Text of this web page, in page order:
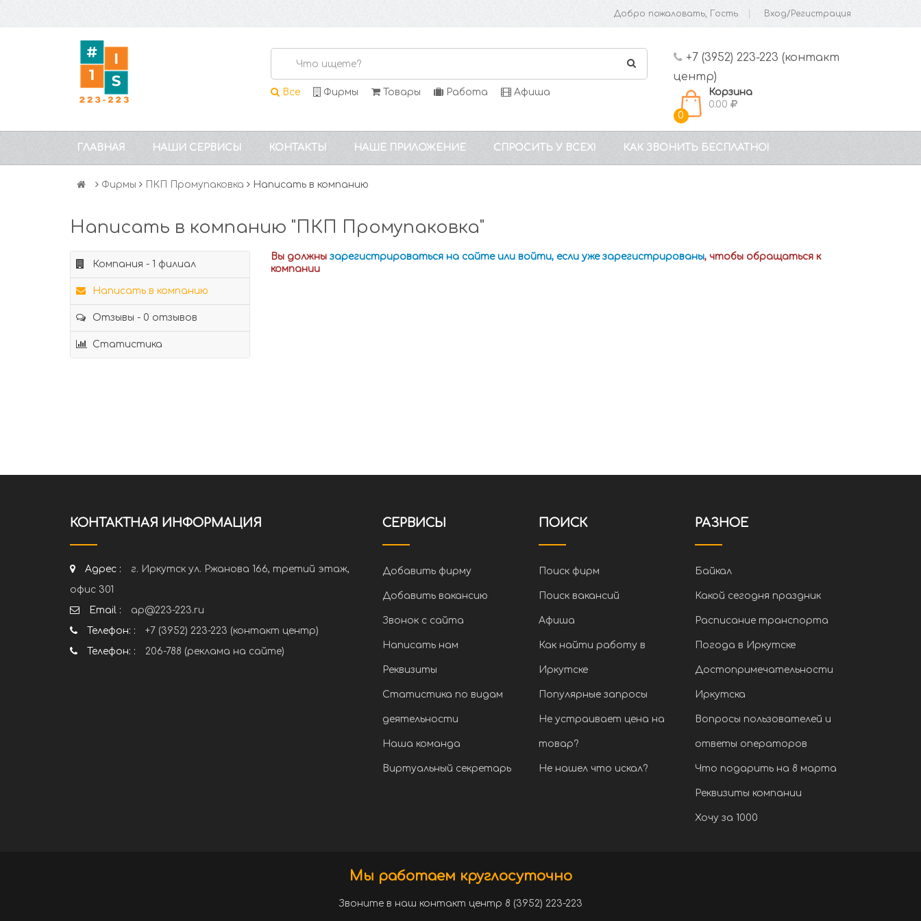
Добро пожаловать, Гость Вход/Регистрация
Все Фирмы Товары Работа Афиша
+7 (3952) 223-223 (контакт
центр)
0
Корзина
0.00
ГЛАВНАЯ НАШИ СЕРВИСЫ КОНТАКТЫ НАШЕ ПРИЛОЖЕНИЕ СПРОСИТЬ У ВСЕХ! КАК ЗВОНИТЬ БЕСПЛАТНО!
Фирмы ПКП Промупаковка Написать в компанию
Написать в компанию "ПКП Промупаковка"
Компания - 1 филиал
Написать в компанию
Отзывы - 0 отзывов
Статистика
Вы должны зарегистрироваться на сайте или войти, если уже зарегистрированы, чтобы обращаться к
компании
КОНТАКТНАЯ ИНФОРМАЦИЯ
Адрес :
г. Иркутск ул. Ржанова 166, третий этаж,
офис 301
Email :
ap@223-223.ru
Телефон: :
+7 (3952) 223-223 (контакт центр)
Телефон: :
206-788 (реклама на сайте)
СЕРВИСЫ
Добавить фирму
Добавить вакансию
Звонок с сайта
Написать нам
Реквизиты
Статистика по видам
деятельности
Наша команда
Виртуальный секретарь
ПОИСК
Поиск фирм
Поиск вакансий
Афиша
Как найти работу в
Иркутске
Популярные запросы
Не устраивает цена на
товар?
Не нашел что искал?
РАЗНОЕ
Байкал
Какой сегодня праздник
Расписание транспорта
Погода в Иркутске
Достопримечательности
Иркутска
Вопросы пользователей и
ответы операторов
Что подарить на 8 марта
Реквизиты компании
Хочу за 1000
Мы работаем круглосуточно
Звоните в наш контакт центр 8 (3952) 223-223